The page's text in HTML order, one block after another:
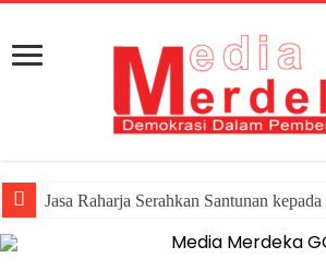
Jasa Raharja Serahkan Santunan